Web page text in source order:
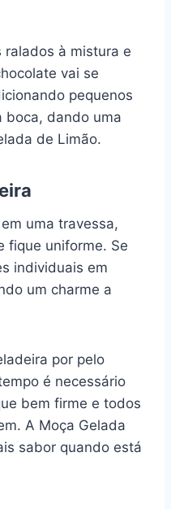
à mistura e
vai se
pequenos
boca, dando uma
de Limão.
uma travessa,
fique uniforme. Se
individuais em
um charme a
por pelo
é necessário
bem firme e todos
A Moça Gelada
sabor quando está